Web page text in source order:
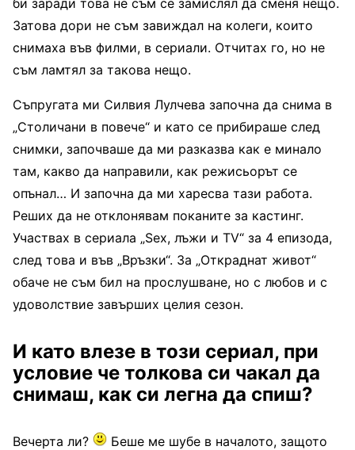
Затова дори не съм завиждал на колеги, които
снимаха във филми, в сериали. Отчитах го, но не
съм ламтял за такова нещо.
Съпругата ми Силвия Лулчева започна да снима в
„Столичани в повече“ и като се прибираше след
снимки, започваше да ми разказва как е минало
там, какво да направили, как режисьорът се
опънал… И започна да ми харесва тази работа.
Реших да не отклонявам поканите за кастинг.
Участвах в сериала „Sex, лъжи и TV“ за 4 епизода,
след това и във „Връзки“. За „Откраднат живот“
обаче не съм бил на прослушване, но с любов и с
удоволствие завърших целия сезон.
И като влезе в този сериал, при
условие че толкова си чакал да
снимаш, как си легна да спиш?
Вечерта ли?
Беше ме шубе в началото, защото